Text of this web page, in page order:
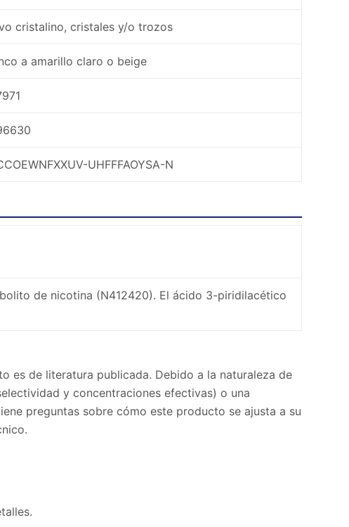
cristalino, cristales y/o trozos
a amarillo claro o beige
UHFFFAOYSA-N
de nicotina (N412420). El ácido 3-piridilacético
es de literatura publicada. Debido a la naturaleza de
y concentraciones efectivas) o una
preguntas sobre cómo este producto se ajusta a su